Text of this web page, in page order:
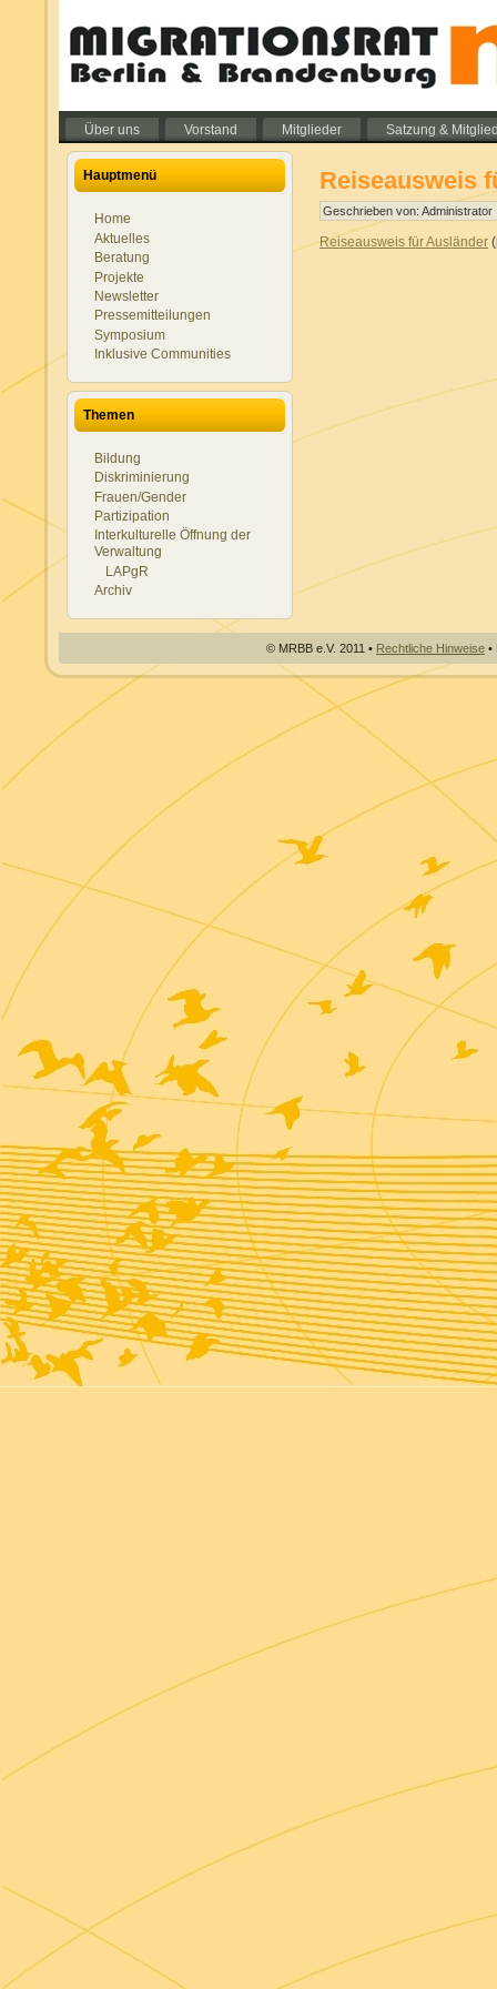
Über uns Vorstand Mitglieder Satzung &
Hauptmenü
Home
Aktuelles
Beratung
Projekte
Newsletter
Pressemitteilungen
Symposium
Inklusive Communities
Themen
Bildung
Diskriminierung
Frauen/Gender
Partizipation
Interkulturelle Öffnung der
Verwaltung
LAPgR
Archiv
Reiseausweis
Geschrieben von: Administrator
Reiseausweis für Ausländer
© MRBB e.V. 2011 • Rechtliche Hinweise •